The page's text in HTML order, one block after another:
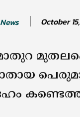
October